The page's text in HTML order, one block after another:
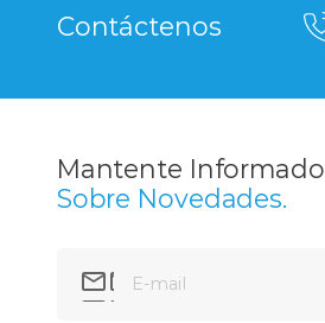
Contáctenos
Mantente Informado
Sobre Novedades.